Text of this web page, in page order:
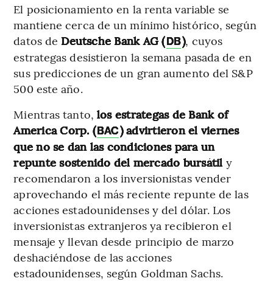
El posicionamiento en la renta variable se
mantiene cerca de un mínimo histórico, según
datos de Deutsche Bank AG (DB), cuyos
estrategas desistieron la semana pasada de en
sus predicciones de un gran aumento del S&P
500 este año.
Mientras tanto, los estrategas de Bank of
America Corp. (BAC) advirtieron el viernes
que no se dan las condiciones para un
repunte sostenido del mercado bursátil y
recomendaron a los inversionistas vender
aprovechando el más reciente repunte de las
acciones estadounidenses y del dólar. Los
inversionistas extranjeros ya recibieron el
mensaje y llevan desde principio de marzo
deshaciéndose de las acciones
estadounidenses, según Goldman Sachs.